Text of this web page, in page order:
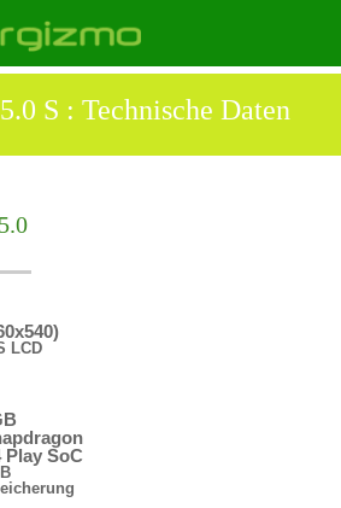
S : Technische Daten
LCD
Play SoC